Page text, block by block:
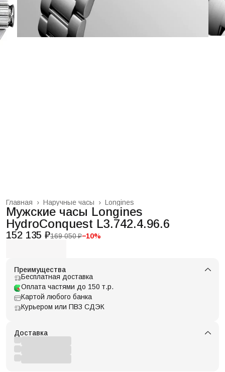
Longines
Наручные часы ›
Главная ›
Мужские часы Longines
HydroConquest L3.742.4.96.6
152 135 ₽169 050 ₽−10%
Преимущества
Бесплатная доставка
Оплата частями до 150 т.р.
Картой любого банка
Курьером или ПВЗ СДЭК
Доставка